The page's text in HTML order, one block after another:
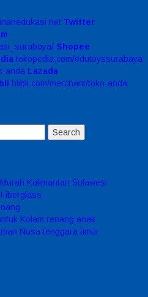
Twitter
Shopee
tokopedia.com/edutoyssurabaya
anda Lazada
blibli.com/merchant/toko-anda
Kalimantan Sulawesi
Kolam renang anak
Nusa tenggara timur